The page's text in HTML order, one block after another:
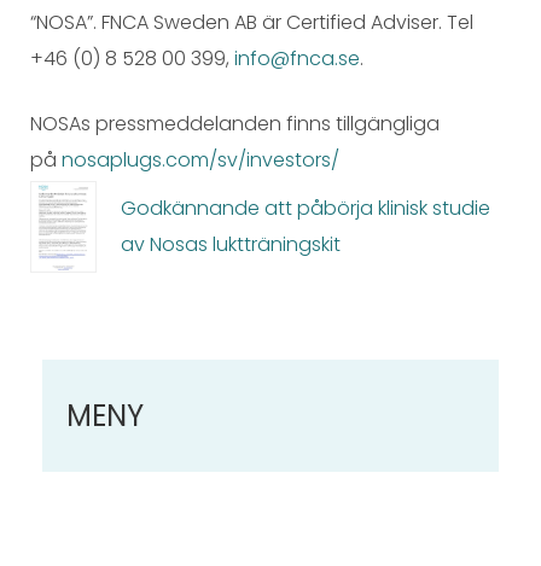
“NOSA”. FNCA Sweden AB är Certified Adviser. Tel
+46 (0) 8 528 00 399, info@fnca.se.
NOSAs pressmeddelanden finns tillgängliga
på nosaplugs.com/sv/investors/
Godkännande att påbörja klinisk studie
av Nosas luktträningskit
MENY